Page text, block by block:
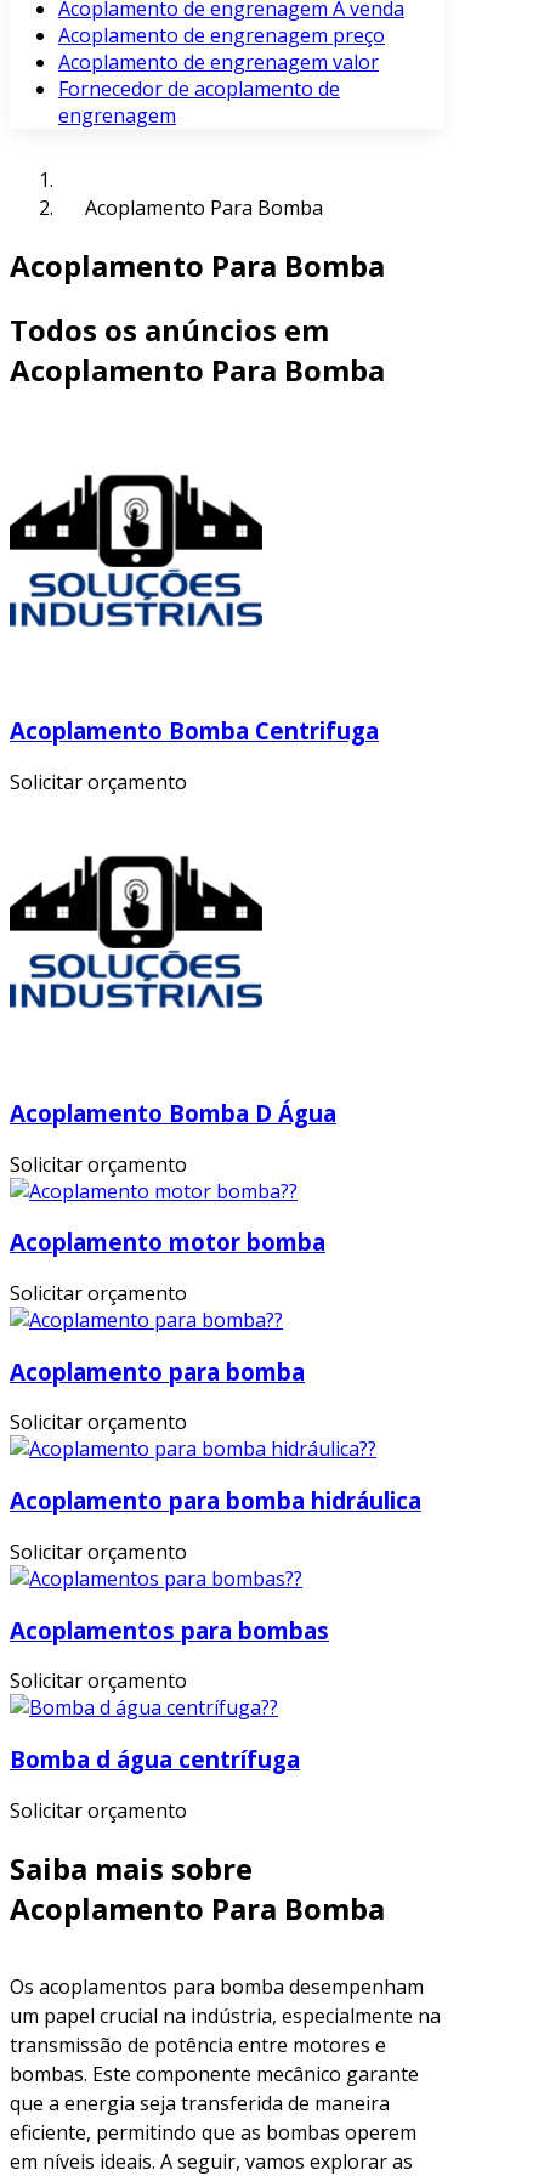
Acoplamento de engrenagem À venda
Acoplamento de engrenagem preço
Acoplamento de engrenagem valor
Fornecedor de acoplamento de
engrenagem
Acoplamento Para Bomba
Acoplamento Para Bomba
Todos os anúncios em
Acoplamento Para Bomba
Acoplamento Bomba Centrifuga
Solicitar orçamento
Acoplamento Bomba D Água
Solicitar orçamento
Acoplamento motor bomba
Solicitar orçamento
Acoplamento para bomba
Solicitar orçamento
Acoplamento para bomba hidráulica
Solicitar orçamento
Acoplamentos para bombas
Solicitar orçamento
Bomba d água centrífuga
Solicitar orçamento
Saiba mais sobre
Acoplamento Para Bomba
Os acoplamentos para bomba desempenham
um papel crucial na indústria, especialmente na
transmissão de potência entre motores e
bombas. Este componente mecânico garante
que a energia seja transferida de maneira
eficiente, permitindo que as bombas operem
em níveis ideais. A seguir, vamos explorar as